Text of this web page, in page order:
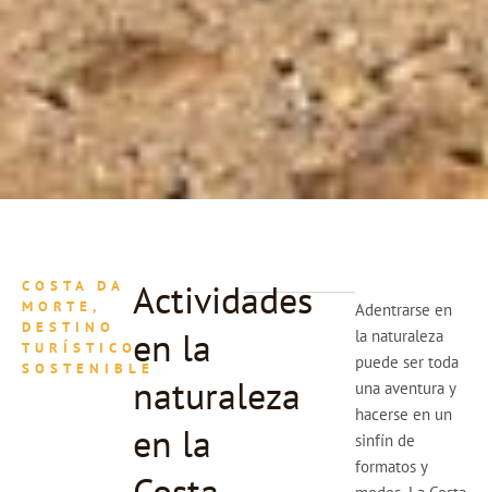
COSTA DA
MORTE,
DESTINO
TURÍSTICO
SOSTENIBLE
Actividades
en la
naturaleza
en la
Adentrarse en
la naturaleza
puede ser toda
una aventura y
hacerse en un
sinfín de
formatos y